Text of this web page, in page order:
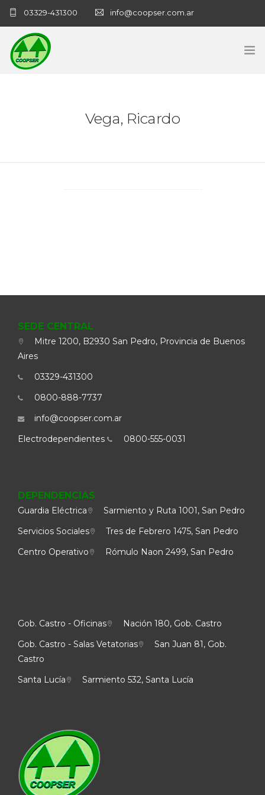
03329-431300 info@coopser.com.ar
Vega, Ricardo
SEDE CENTRAL
Mitre 1200, B2930 San Pedro, Provincia de Buenos
Aires
03329-431300
0800-888-7737
info@coopser.com.ar
Electrodependientes
0800-555-0031
DEPENDENCIAS
Guardia Eléctrica
Sarmiento y Ruta 1001, San Pedro
Servicios Sociales
Tres de Febrero 1475, San Pedro
Centro Operativo
Rómulo Naon 2499, San Pedro
Gob. Castro - Oficinas
Nación 180, Gob. Castro
Gob. Castro - Salas Vetatorias
San Juan 81, Gob.
Castro
Santa Lucía
Sarmiento 532, Santa Lucía